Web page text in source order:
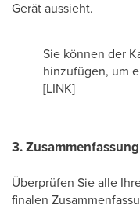
Gerät aussieht.
Sie können der
hinzufügen, um
[LINK]
3. Zusammenfassung
Überprüfen Sie alle
finalen